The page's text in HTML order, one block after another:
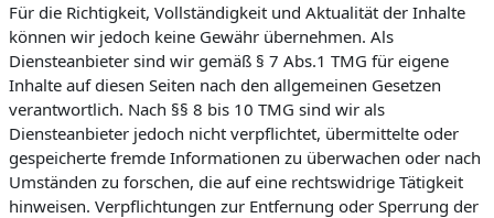
Für die Richtigkeit, Vollständigkeit und Aktualität der Inhalte
können wir jedoch keine Gewähr übernehmen. Als
Diensteanbieter sind wir gemäß § 7 Abs.1 TMG für eigene
Inhalte auf diesen Seiten nach den allgemeinen Gesetzen
verantwortlich. Nach §§ 8 bis 10 TMG sind wir als
Diensteanbieter jedoch nicht verpflichtet, übermittelte oder
gespeicherte fremde Informationen zu überwachen oder nach
Umständen zu forschen, die auf eine rechtswidrige Tätigkeit
hinweisen. Verpflichtungen zur Entfernung oder Sperrung der